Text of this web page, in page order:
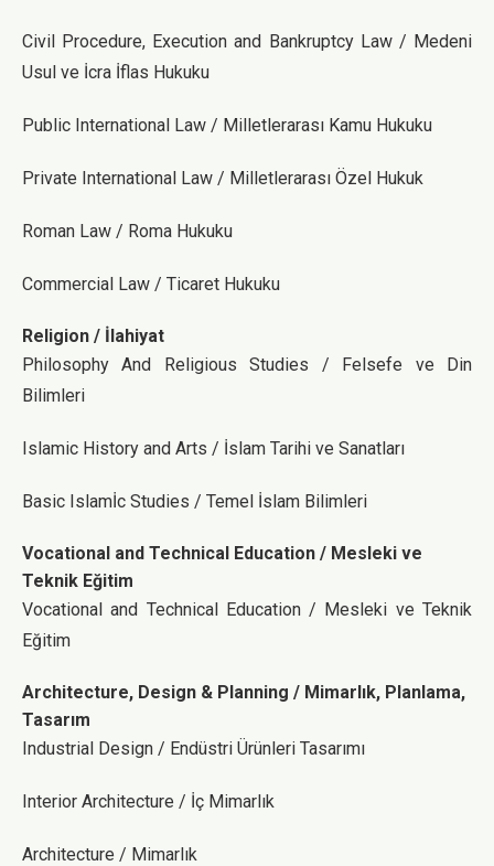
Civil Procedure, Execution and Bankruptcy Law / Medeni
Usul ve İcra İflas Hukuku
Public International Law / Milletlerarası Kamu Hukuku
Private International Law / Milletlerarası Özel Hukuk
Roman Law / Roma Hukuku
Commercial Law / Ticaret Hukuku
Religion / İlahiyat
Philosophy And Religious Studies / Felsefe ve Din
Bilimleri
Islamic History and Arts / İslam Tarihi ve Sanatları
Basic Islamİc Studies / Temel İslam Bilimleri
Vocational and Technical Education / Mesleki ve
Teknik Eğitim
Vocational and Technical Education / Mesleki ve Teknik
Eğitim
Architecture, Design & Planning / Mimarlık, Planlama,
Tasarım
Industrial Design / Endüstri Ürünleri Tasarımı
Interior Architecture / İç Mimarlık
Architecture / Mimarlık